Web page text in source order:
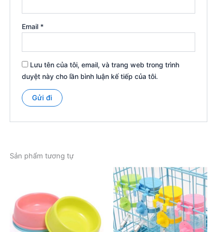
Email *
Lưu tên của tôi, email, và trang web trong trình
duyệt này cho lần bình luận kế tiếp của tôi.
Sản phẩm tương tự